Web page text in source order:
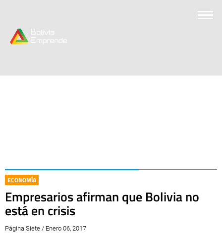
ECONOMÍA
Empresarios afirman que Bolivia no
está en crisis
Página Siete / Enero 06, 2017